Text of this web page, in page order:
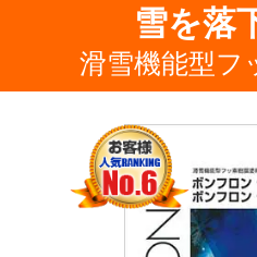
雪を落
滑雪機能型フ